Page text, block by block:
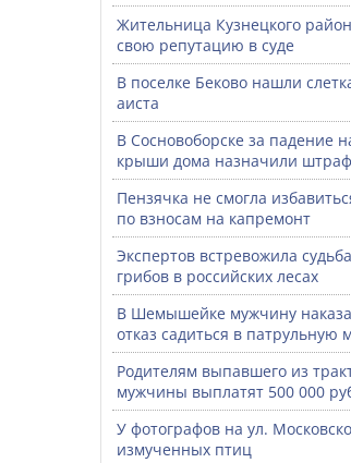
Жительница Кузнецкого
свою репутацию в суде
В поселке Беково нашли
аиста
В Сосновоборске за падение
крыши дома назначили штраф
Пензячка не смогла
по взносам на капремонт
Экспертов встревожила
грибов в российских лесах
В Шемышейке мужчину
отказ садиться в патрульную
Родителям выпавшего из
мужчины выплатят 500 000
У фотографов на ул.
измученных птиц